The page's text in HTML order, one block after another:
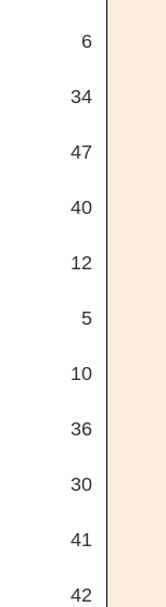
6
34
47
40
12
5
10
36
30
41
42